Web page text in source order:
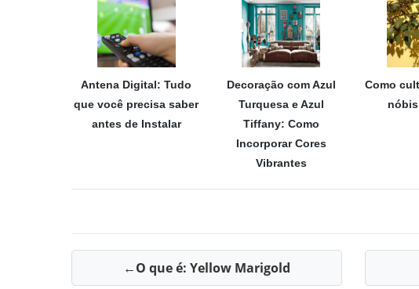
Antena Digital: Tudo
que você precisa saber
antes de Instalar
Decoração com Azul
Turquesa e Azul
Tiffany: Como
Incorporar Cores
Vibrantes
Como
Navegação
O que é: Yellow Marigold